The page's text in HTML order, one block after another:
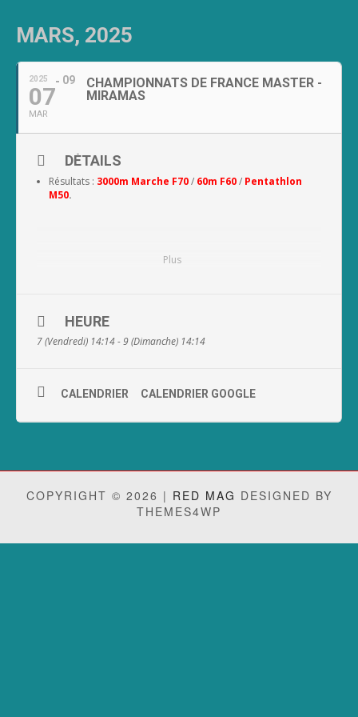
MARS, 2025
2025
07
MAR
09
CHAMPIONNATS DE FRANCE MASTER -
MIRAMAS
Plus
DÉTAILS
Résultats : 3000m Marche F70/ 60m F60/ Pentathlon
M50.
HEURE
7 (Vendredi) 14:14 - 9 (Dimanche) 14:14
CALENDRIER CALENDRIER GOOGLE
COPYRIGHT © 2026 | RED MAG DESIGNED BY
THEMES4WP